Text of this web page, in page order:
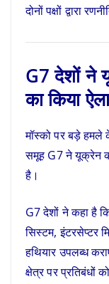
दोनों पक्षों द्वारा
G7 देशों ने
का किया
मॉस्को पर बड़े हमले
समूह G7 ने यूक्रेन
है।
G7 देशों ने कहा है
सिस्टम, इंटरसेप्टर
हथियार उपलब्ध
क्षेत्र पर प्रतिबंधों